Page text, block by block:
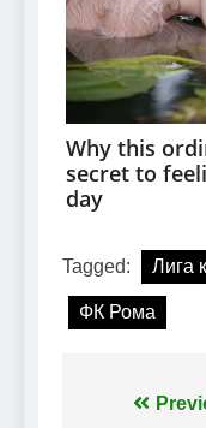
Tagged: Лига
ФК Рома